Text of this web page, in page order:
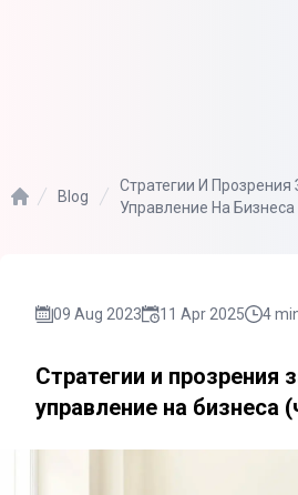
Blog
Стратегии И Прозрения
Управление На Бизнеса
09 Aug 2023 11 Apr 2025 4
Стратегии и прозрения
управление на бизнеса